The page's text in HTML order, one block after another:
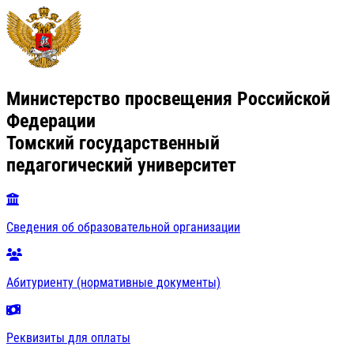
Министерство просвещения Российской
Федерации
Томский государственный
педагогический университет
Сведения об образовательной организации
Абитуриенту (нормативные документы)
Реквизиты для оплаты